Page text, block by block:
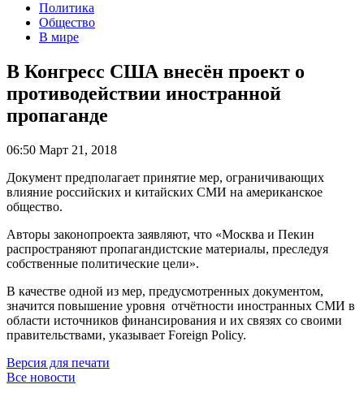
Политика
Общество
В мире
В Конгресс США внесён проект о
противодействии иностранной
пропаганде
06:50 Март 21, 2018
Документ предполагает принятие мер, ограничивающих
влияние российских и китайских СМИ на американское
общество.
Авторы законопроекта заявляют, что «Москва и Пекин
распространяют пропагандистские материалы, преследуя
собственные политические цели».
В качестве одной из мер, предусмотренных документом,
значится повышение уровня отчётности иностранных СМИ в
области источников финансирования и их связях со своими
правительствами, указывает Foreign Policy.
Версия для печати
Все новости